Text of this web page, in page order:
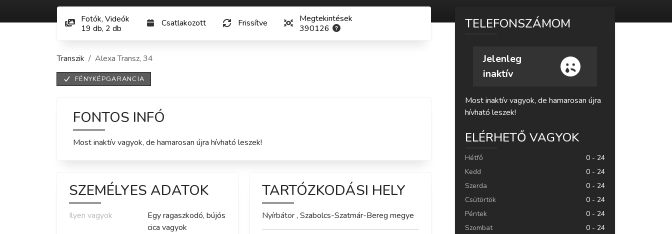
Fotók, Videók
19 db, 2 db Csatlakozott Frissítve
Megtekintések
390126
Transzik Alexa Transz, 34
FÉNYKÉPGARANCIA
FONTOS INFÓ
Most inaktív vagyok, de hamarosan újra hívható leszek!
SZEMÉLYES ADATOK
Ilyen vagyok
Egy ragaszkodó, bújós
cica vagyok
TARTÓZKODÁSI HELY
Nyírbátor, Szabolcs-Szatmár-Bereg megye
TELEFONSZÁMOM
Jelenleg
inaktív
Most inaktív vagyok, de hamarosan újra
hívható leszek!
ELÉRHETŐ VAGYOK
Hétfő
0 - 24
Kedd
0 - 24
Szerda
0 - 24
Csütörtök
0 - 24
Péntek
0 - 24
Szombat
0 - 24